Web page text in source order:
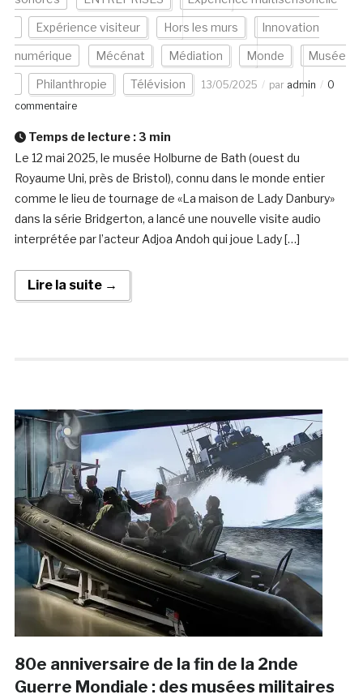
Expérience visiteur Hors les murs Innovation
numérique Mécénat Médiation Monde Musée
Philanthropie Télévision 13/05/2025 par admin
0
commentaire
Temps de lecture : 3 min
Le 12 mai 2025, le musée Holburne de Bath (ouest du
Royaume Uni, près de Bristol), connu dans le monde entier
comme le lieu de tournage de «La maison de Lady Danbury»
dans la série Bridgerton, a lancé une nouvelle visite audio
interprétée par l’acteur Adjoa Andoh qui joue Lady […]
Lire la suite →
80e anniversaire de la fin de la 2nde
Guerre Mondiale : des musées militaires